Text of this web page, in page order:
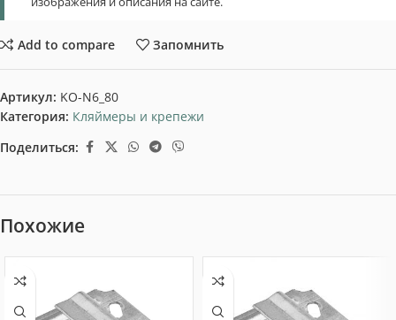
Add to compare Запомнить
Артикул: KO-N6_80
Категория: Кляймеры и крепежи
Поделиться:
Похожие